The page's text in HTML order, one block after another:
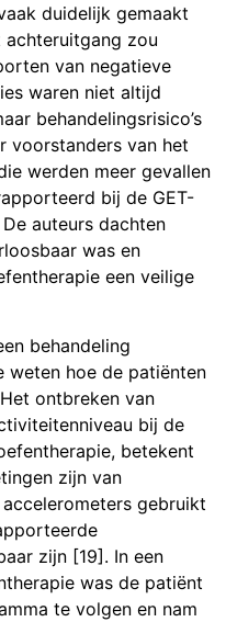
duidelijk gemaakt
zou
van negatieve
waren niet altijd
behandelingsrisico’s
voorstanders van het
werden meer gevallen
bij de GET-
auteurs dachten
was en
een veilige
behandeling
weten hoe de patiënten
ontbreken van
bij de
betekent
zijn van
gebruikt
zijn [19]. In een
was de patiënt
te volgen en nam